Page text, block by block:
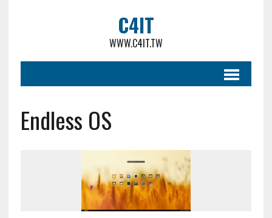
C4IT
WWW.C4IT.TW
Endless OS